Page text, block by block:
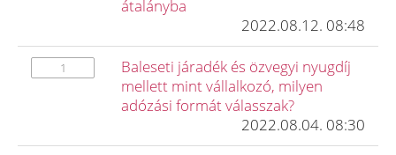
átalányba
2022.08.12. 08:48
1
Baleseti járadék és özvegyi nyugdíj
mellett mint vállalkozó, milyen
adózási formát válasszak?
2022.08.04. 08:30